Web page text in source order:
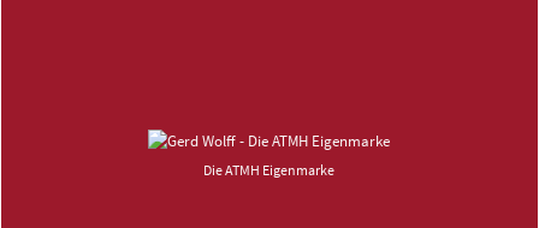
Die ATMH Eigenmarke